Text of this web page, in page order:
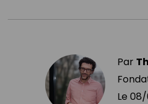
Par
Le